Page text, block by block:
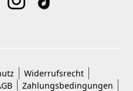
Widerrufsrecht
Zahlungsbedingungen